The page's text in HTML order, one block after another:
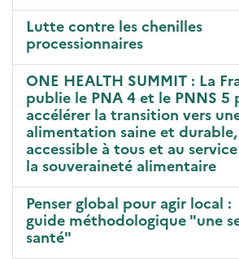
Lutte contre les chenilles
processionnaires
ONE HEALTH SUMMIT : La
publie le PNA 4 et le PNNS 5
accélérer la transition vers
alimentation saine et durable,
accessible à tous et au
la souveraineté alimentaire
Penser global pour agir local :
guide méthodologique "une
santé"